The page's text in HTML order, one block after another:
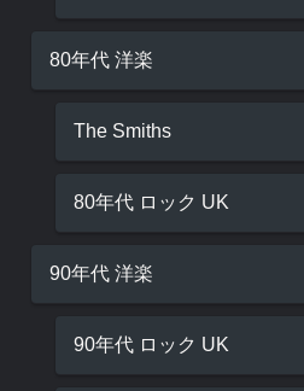
80年代 洋楽
The Smiths
80年代 ロック UK
90年代 洋楽
90年代 ロック UK